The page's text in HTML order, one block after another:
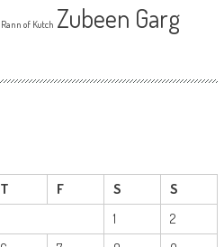
Rann of Kutch Zubeen Garg
T F S
S
1
2